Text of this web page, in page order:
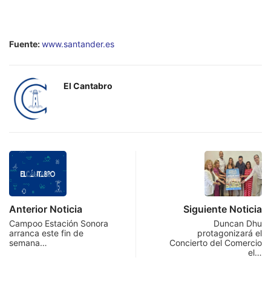
Fuente:www.santander.es
El Cantabro
Anterior Noticia
Campoo Estación Sonora
arranca este fin de
semana…
Siguiente Noticia
Duncan Dhu
protagonizará el
Concierto del Comercio
el…